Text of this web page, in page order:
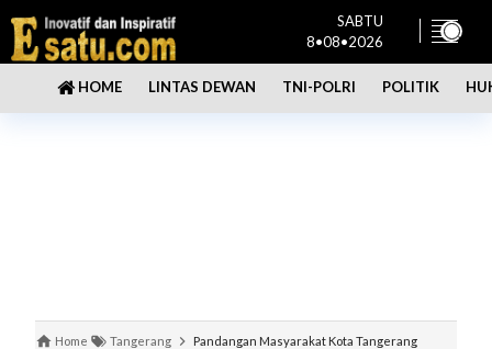
SABTU
8•08•2026
HOME LINTAS DEWAN TNI-POLRI POLITIK
Home Tangerang
Pandangan Masyarakat Kota Tangerang